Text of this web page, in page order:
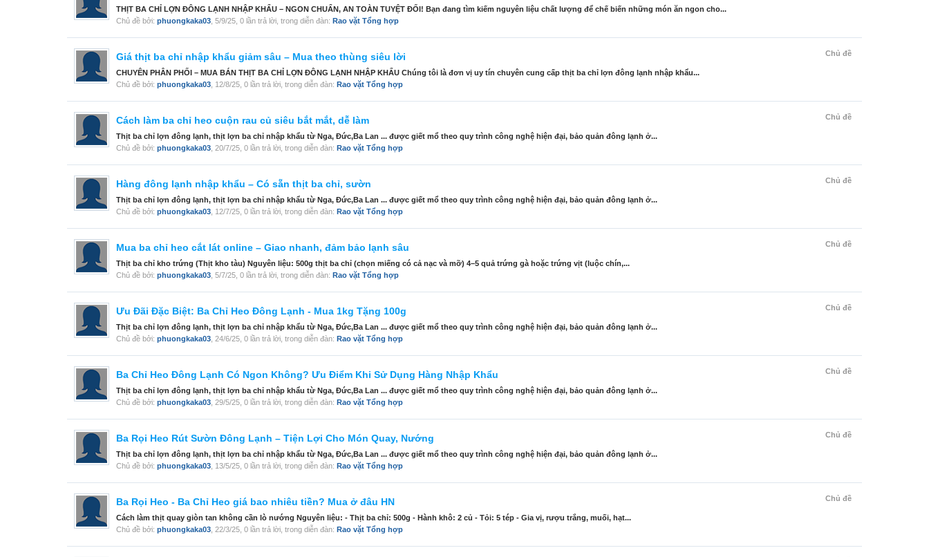
THỊT BA CHỈ LỢN ĐÔNG LẠNH NHẬP KHẨU – NGON CHUẨN, AN TOÀN TUYỆT ĐỐI! Bạn đang tìm kiếm nguyên liệu chất lượng để chế biến những món ăn ngon cho...
Chủ đề bởi: phuongkaka03 5/9/25 , 0 lần trả lời, trong diễn đàn: Rao vặt Tổng hợp
Chủ đề
Giá thịt ba chỉ nhập khẩu giảm sâu – Mua theo thùng siêu lời
CHUYÊN PHÂN PHỐI – MUA BÁN THỊT BA CHỈ LỢN ĐÔNG LẠNH NHẬP KHẨU Chúng tôi là đơn vị uy tín chuyên cung cấp thịt ba chỉ lợn đông lạnh nhập khẩu...
Chủ đề bởi: phuongkaka03 12/8/25 , 0 lần trả lời, trong diễn đàn: Rao vặt Tổng hợp
Chủ đề
Cách làm ba chỉ heo cuộn rau củ siêu bắt mắt, dễ làm
Thịt ba chỉ lợn đông lạnh, thịt lợn ba chỉ nhập khẩu từ Nga, Đức,Ba Lan ... được giết mổ theo quy trình công nghệ hiện đại, bảo quản đông lạnh ở...
Chủ đề bởi: phuongkaka03 20/7/25 , 0 lần trả lời, trong diễn đàn: Rao vặt Tổng hợp
Chủ đề
Hàng đông lạnh nhập khẩu – Có sẵn thịt ba chỉ, sườn
Thịt ba chỉ lợn đông lạnh, thịt lợn ba chỉ nhập khẩu từ Nga, Đức,Ba Lan ... được giết mổ theo quy trình công nghệ hiện đại, bảo quản đông lạnh ở...
Chủ đề bởi: phuongkaka03 12/7/25 , 0 lần trả lời, trong diễn đàn: Rao vặt Tổng hợp
Chủ đề
Mua ba chỉ heo cắt lát online – Giao nhanh, đảm bảo lạnh sâu
Thịt ba chỉ kho trứng (Thịt kho tàu) Nguyên liệu: 500g thịt ba chỉ (chọn miếng có cả nạc và mỡ) 4–5 quả trứng gà hoặc trứng vịt (luộc chín,...
Chủ đề bởi: phuongkaka03 5/7/25 , 0 lần trả lời, trong diễn đàn: Rao vặt Tổng hợp
Chủ đề
Ưu Đãi Đặc Biệt: Ba Chỉ Heo Đông Lạnh - Mua 1kg Tặng 100g
Thịt ba chỉ lợn đông lạnh, thịt lợn ba chỉ nhập khẩu từ Nga, Đức,Ba Lan ... được giết mổ theo quy trình công nghệ hiện đại, bảo quản đông lạnh ở...
Chủ đề bởi: phuongkaka03 24/6/25 , 0 lần trả lời, trong diễn đàn: Rao vặt Tổng hợp
Chủ đề
Ba Chỉ Heo Đông Lạnh Có Ngon Không? Ưu Điểm Khi Sử Dụng Hàng Nhập Khẩu
Thịt ba chỉ lợn đông lạnh, thịt lợn ba chỉ nhập khẩu từ Nga, Đức,Ba Lan ... được giết mổ theo quy trình công nghệ hiện đại, bảo quản đông lạnh ở...
Chủ đề bởi: phuongkaka03 29/5/25 , 0 lần trả lời, trong diễn đàn: Rao vặt Tổng hợp
Chủ đề
Ba Rọi Heo Rút Sườn Đông Lạnh – Tiện Lợi Cho Món Quay, Nướng
Thịt ba chỉ lợn đông lạnh, thịt lợn ba chỉ nhập khẩu từ Nga, Đức,Ba Lan ... được giết mổ theo quy trình công nghệ hiện đại, bảo quản đông lạnh ở...
Chủ đề bởi: phuongkaka03 13/5/25 , 0 lần trả lời, trong diễn đàn: Rao vặt Tổng hợp
Chủ đề
Ba Rọi Heo - Ba Chỉ Heo giá bao nhiêu tiền? Mua ở đâu HN
Cách làm thịt quay giòn tan không cần lò nướng Nguyên liệu: - Thịt ba chỉ: 500g - Hành khô: 2 củ - Tỏi: 5 tép - Gia vị, rượu trắng, muối, hạt...
Chủ đề bởi: phuongkaka03 22/3/25 , 0 lần trả lời, trong diễn đàn: Rao vặt Tổng hợp